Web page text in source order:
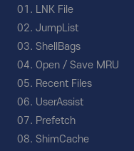
LNK File
JumpList
ShellBags
Open / Save MRU
Recent Files
UserAssist
Prefetch
ShimCache